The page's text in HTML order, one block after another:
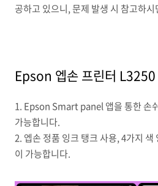
공하고 있으니, 문제 발생 시 참고하
Epson 엡손 프린터 L3250
1. Epson Smart panel 앱을 통한 손
가능합니다.
2. 엡손 정품 잉크 탱크 사용, 4가지 색
이 가능합니다.